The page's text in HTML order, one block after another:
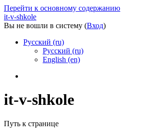
Перейти к основному содержанию
it-v-shkole
Вы не вошли в систему (Вход)
Русский ‎(ru)‎
Русский ‎(ru)‎
English ‎(en)‎
it-v-shkole
Путь к странице